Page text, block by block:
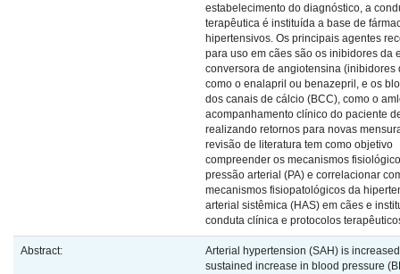
estabelecimento do diagnóstico, a
terapêutica é instituída a base de
hipertensivos. Os principais agentes
para uso em cães são os inibidores da
conversora de angiotensina (inibidores
como o enalapril ou benazepril, e os
dos canais de cálcio (BCC), como o
acompanhamento clínico do paciente
realizando retornos para novas
revisão de literatura tem como objetivo
compreender os mecanismos
pressão arterial (PA) e correlacionar
mecanismos fisiopatológicos da
arterial sistêmica (HAS) em cães e
conduta clínica e protocolos
Abstract:
Arterial hypertension (SAH) is
sustained increase in blood pressure